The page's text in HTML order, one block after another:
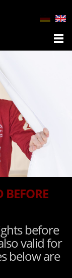
BEFORE
before
valid for
below are